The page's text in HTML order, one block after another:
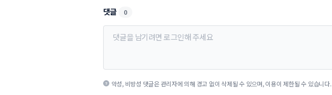
댓글 0
악성, 비방성 댓글은 관리자에 의해 경고 없이 삭제될 수 있으며, 이용이 제한될 수 있습니다.